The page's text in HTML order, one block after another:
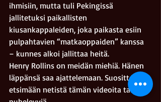
ihmisiin, mutta tuli Pekingissä
jallitetuksi paikallisten
kiusankappaleiden, joka paikasta esiin
pulpahtavien “matkaoppaiden” kanssa
– kunnes alkoi jallittaa heitä.
Henry Rollins on meidän miehiä. Hänen
läppänsä saa ajattelemaan. Suosittelen
etsimään netistä tämän videoita tai